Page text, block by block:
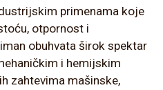
primenama koje
otpornost i
obuhvata širok spektar
i hemijskim
zahtevima mašinske,